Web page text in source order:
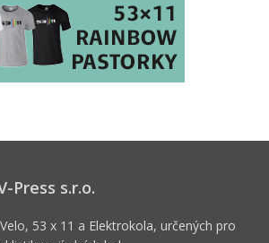
Press s.r.o.
53 x 11 a Elektrokola, určených pro